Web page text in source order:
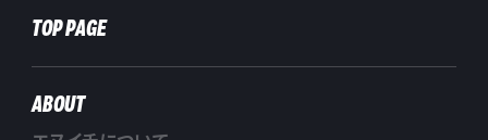
TOP PAGE
ABOUT